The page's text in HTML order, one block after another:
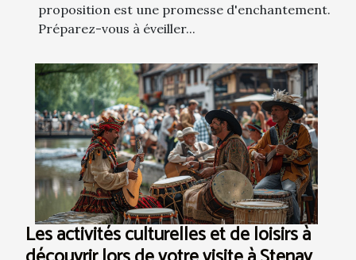
proposition est une promesse d'enchantement.
Préparez-vous à éveiller...
Les activités culturelles et de loisirs à